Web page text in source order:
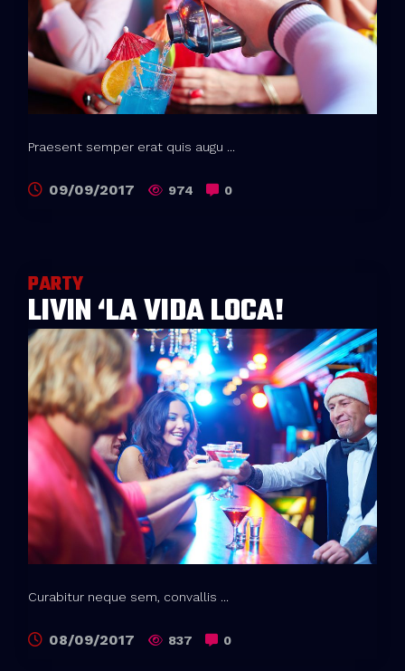
Praesent semper erat quis augu ...
09/09/2017 974 0
PARTY
LIVIN ‘LA VIDA LOCA!
Curabitur neque sem, convallis ...
08/09/2017 837 0